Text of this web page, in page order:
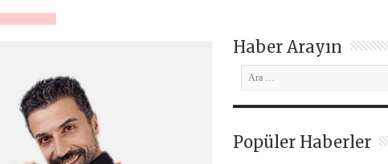
Haber Arayın
Popüler Haberler